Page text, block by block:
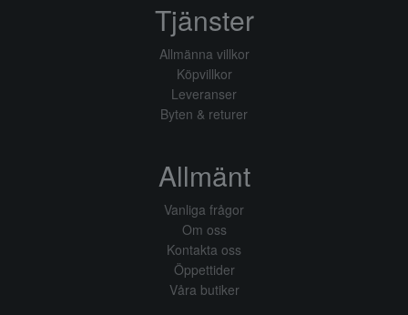
Tjänster
Allmänna villkor
Köpvillkor
Leveranser
Byten & returer
Allmänt
Vanliga frågor
Om oss
Kontakta oss
Öppettider
Våra butiker